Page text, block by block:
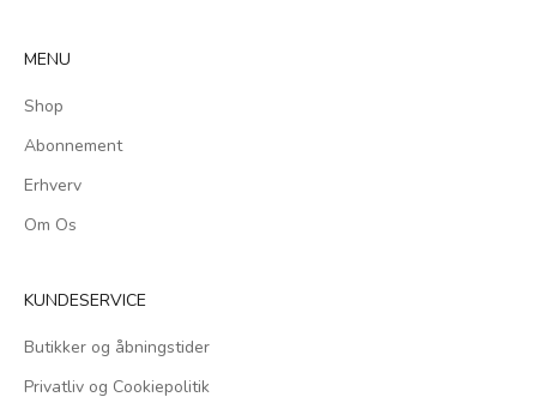
MENU
Shop
Abonnement
Erhverv
Om Os
KUNDESERVICE
Butikker og åbningstider
Privatliv og Cookiepolitik